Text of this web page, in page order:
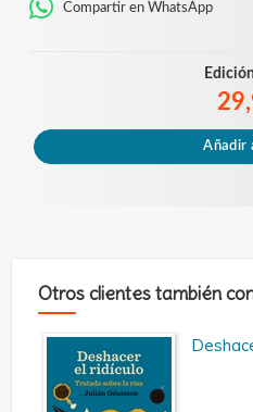
Compartir en WhatsApp
Añadir
Otros clientes también